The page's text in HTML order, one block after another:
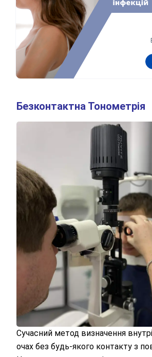
Безконтактна Тонометрія
Сучасний метод визначення
очах без будь-якого контакту з